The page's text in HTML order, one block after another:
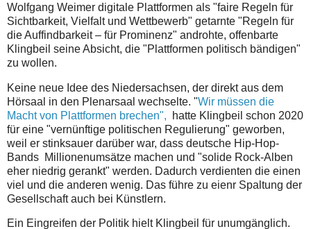
Wolfgang Weimer digitale Plattformen als "faire Regeln für
Sichtbarkeit, Vielfalt und Wettbewerb" getarnte "Regeln für
die Auffindbarkeit – für Prominenz" androhte, offenbarte
Klingbeil seine Absicht, die "Plattformen politisch bändigen"
zu wollen.
Keine neue Idee des Niedersachsen, der direkt aus dem
Hörsaal in den Plenarsaal wechselte. "Wir müssen die
Macht von Plattformen brechen",
hatte Klingbeil schon 2020
für eine "vernünftige politischen Regulierung" geworben,
weil er stinksauer darüber war, dass deutsche Hip-Hop-
Bands Millionenumsätze machen und "solide Rock-Alben
eher niedrig gerankt" werden. Dadurch verdienten die einen
viel und die anderen wenig. Das führe zu eienr Spaltung der
Gesellschaft auch bei Künstlern.
Ein Eingreifen der Politik hielt Klingbeil für unumgänglich.